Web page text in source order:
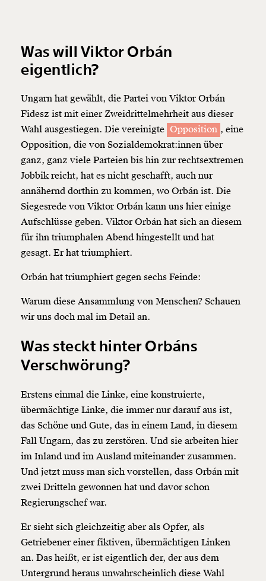
Veränderung
beginnt mit Dir!
Werde Fördermitgliedund wir können gemeinsam
unsere Wirtschaft so gestalten, dass sie für alle
funktioniert. Unsere Recherchen sind für alle frei im
Netz. Unabhängig und werbefrei. Und das wird auch
so bleiben. Kämpf’ mit uns für den Fortschritt und
Was will Viktor Orbán
eigentlich?
Ungarn hat gewählt, die Partei von Viktor Orbán
Fidesz ist mit einer Zweidrittelmehrheit aus dieser
Wahl ausgestiegen. Die vereinigte Opposition , eine
Opposition, die von Sozialdemokrat:innen über
ganz, ganz viele Parteien bis hin zur rechtsextremen
Jobbik reicht, hat es nicht geschafft, auch nur
annähernd dorthin zu kommen, wo Orbán ist. Die
Siegesrede von Viktor Orbán kann uns hier einige
Aufschlüsse geben. Viktor Orbán hat sich an diesem
für ihn triumphalen Abend hingestellt und hat
gesagt. Er hat triumphiert.
Orbán hat triumphiert gegen sechs Feinde:
Warum diese Ansammlung von Menschen? Schauen
wir uns doch mal im Detail an.
Was steckt hinter Orbáns
Verschwörung?
Erstens einmal die Linke, eine konstruierte,
übermächtige Linke, die immer nur darauf aus ist,
das Schöne und Gute, das in einem Land, in diesem
Fall Ungarn, das zu zerstören. Und sie arbeiten hier
im Inland und im Ausland miteinander zusammen.
Und jetzt muss man sich vorstellen, dass Orbán mit
zwei Dritteln gewonnen hat und davor schon
Regierungschef war.
Er sieht sich gleichzeitig aber als Opfer, als
Getriebener einer fiktiven, übermächtigen Linken
an. Das heißt, er ist eigentlich der, der aus dem
Untergrund heraus unwahrscheinlich diese Wahl